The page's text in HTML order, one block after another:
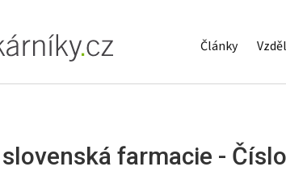
Články
slovenská farmacie -